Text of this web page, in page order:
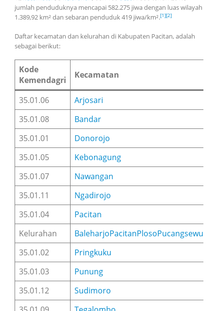
jumlah penduduknya mencapai 582.275 jiwa dengan luas wilayah
1.389,92 km² dan sebaran penduduk 419 jiwa/km².[1][2]
Daftar kecamatan dan kelurahan di Kabupaten Pacitan, adalah
sebagai berikut:
Kode
Kemendagri
Kecamatan
35.01.06
Arjosari
35.01.08
Bandar
35.01.01
Donorojo
35.01.05
Kebonagung
35.01.07
Nawangan
35.01.11
Ngadirojo
35.01.04
Pacitan
Kelurahan
BaleharjoPacitanPlosoPucangsewu
35.01.02
Pringkuku
35.01.03
Punung
35.01.12
Sudimoro